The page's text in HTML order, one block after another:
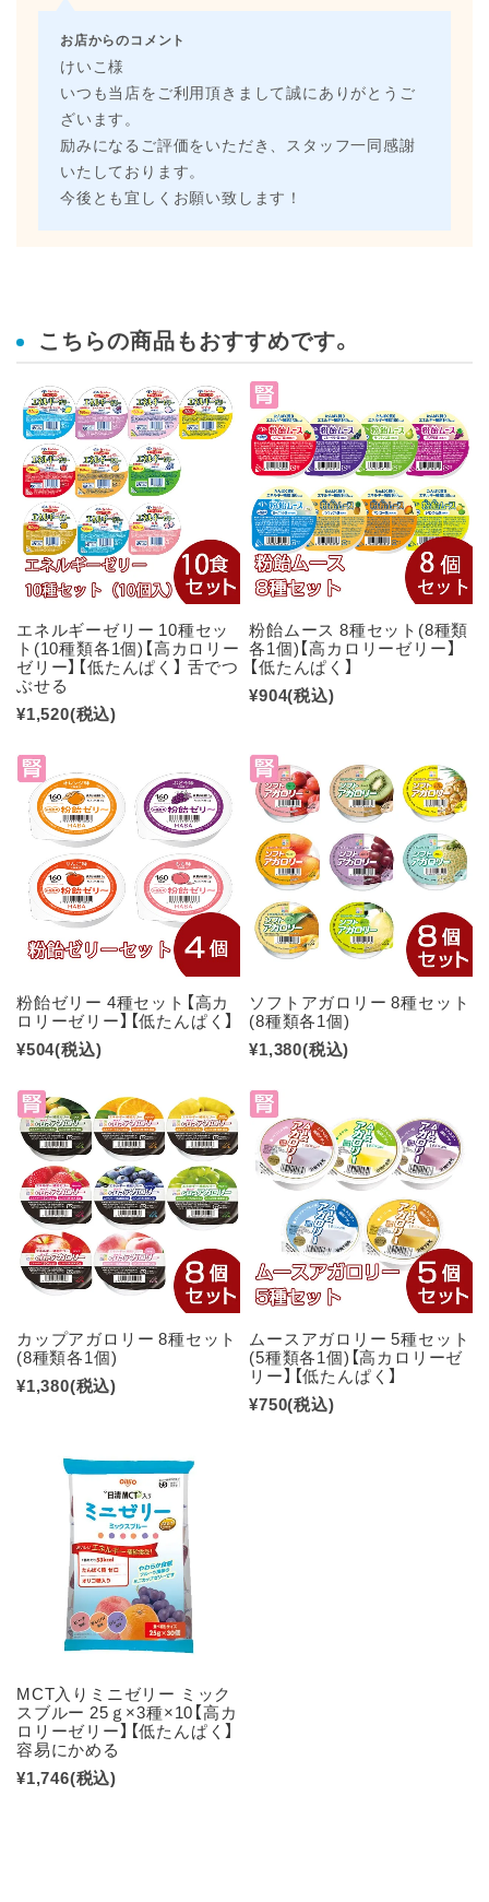
お店からのコメント
けいこ様
いつも当店をご利用頂きまして誠にありがとうご
ざいます。
励みになるご評価をいただき、スタッフ一同感謝
いたしております。
今後とも宜しくお願い致します！
こちらの商品もおすすめです。
エネルギーゼリー 10種セッ
ト(10種類各1個)【高カロリー
ゼリー】【低たんぱく】 舌でつ
ぶせる
¥1,520(税込)
粉飴ムース 8種セット(8種類
各1個)【高カロリーゼリー】
【低たんぱく】
¥904(税込)
粉飴ゼリー 4種セット【高カ
ロリーゼリー】【低たんぱく】
¥504(税込)
ソフトアガロリー 8種セット
(8種類各1個)
¥1,380(税込)
カップアガロリー 8種セット
(8種類各1個)
¥1,380(税込)
ムースアガロリー 5種セット
(5種類各1個)【高カロリーゼ
リー】【低たんぱく】
¥750(税込)
MCT入りミニゼリー ミック
スブルー 25ｇ×3種×10【高カ
ロリーゼリー】【低たんぱく】
容易にかめる
¥1,746(税込)